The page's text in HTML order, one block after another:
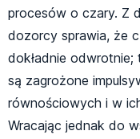
procesów o czary. Z
dozorcy sprawia, że
dokładnie
są zagrożone
równościowych i w
Wracając jednak do